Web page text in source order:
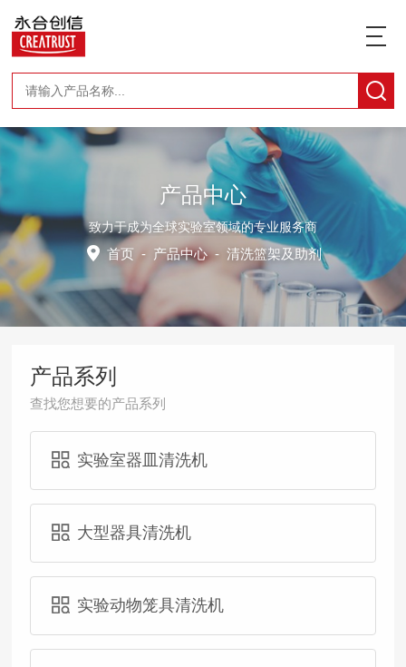
产品中心
致力于成为全球实验室领域的专业服务商
首页 - 产品中心- 清洗篮架及助剂
产品系列
查找您想要的产品系列
实验室器皿清洗机
大型器具清洗机
实验动物笼具清洗机